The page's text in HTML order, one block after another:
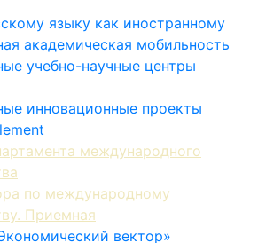
языку как иностранному
академическая мобильность
учебно-научные центры
инновационные проекты
международного
по международному
Приемная
вектор»